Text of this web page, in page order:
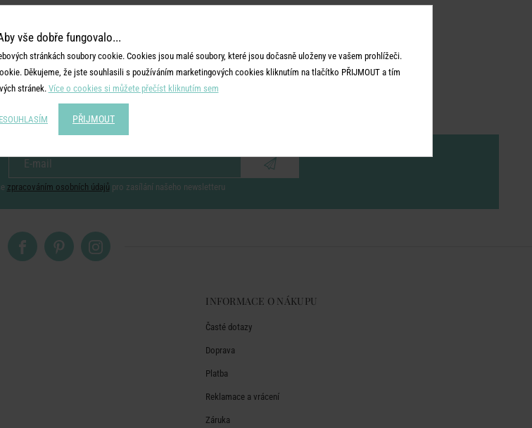
zpracováním osobních údajů pro zasílání našeho newsletteru
INFORMACE O NÁKUPU
Časté dotazy
Doprava
Platba
Reklamace a vrácení
Záruka
vše dobře fungovalo...
stránkách soubory cookie. Cookies jsou malé soubory, které jsou dočasně uloženy ve vašem prohlížeči.
Děkujeme, že jste souhlasili s používáním marketingových cookies kliknutím na tlačítko PŘIJMOUT a tím
stránek. Více o cookies si můžete přečíst kliknutím sem
PŘIJMOUT